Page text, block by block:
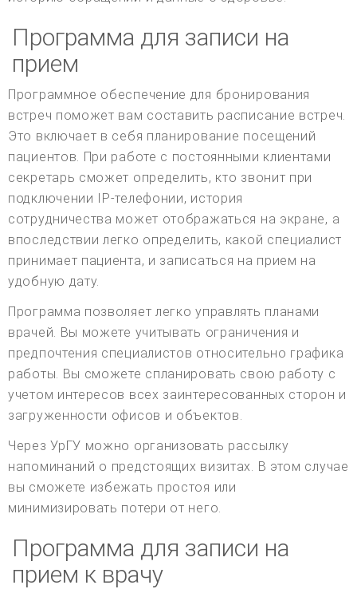
Программа для записи на
прием
Программное обеспечение для бронирования
встреч поможет вам составить расписание встреч.
Это включает в себя планирование посещений
пациентов. При работе с постоянными клиентами
секретарь сможет определить, кто звонит при
подключении IP-телефонии, история
сотрудничества может отображаться на экране, а
впоследствии легко определить, какой специалист
принимает пациента, и записаться на прием на
удобную дату.
Программа позволяет легко управлять планами
врачей. Вы можете учитывать ограничения и
предпочтения специалистов относительно графика
работы. Вы сможете спланировать свою работу с
учетом интересов всех заинтересованных сторон и
загруженности офисов и объектов.
Через УрГУ можно организовать рассылку
напоминаний о предстоящих визитах. В этом случае
вы сможете избежать простоя или
минимизировать потери от него.
Программа для записи на
прием к врачу